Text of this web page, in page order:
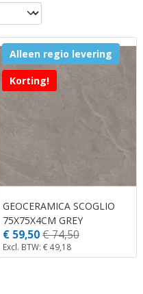
Alleen regio levering
Korting!
GEOCERAMICA SCOGLIO
75X75X4CM GREY
€ 59,50€ 74,50
Excl. BTW: € 49,18